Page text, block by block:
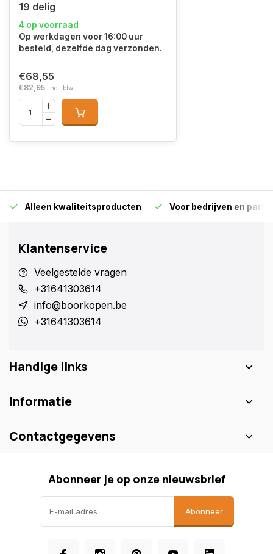
19 delig
4 op voorraad
Op werkdagen voor 16:00 uur
besteld, dezelfde dag verzonden.
€68,55
€82,95 Incl. btw
Alleen kwaliteitsproducten Voor bedrijven en
Klantenservice
Veelgestelde vragen
+31641303614
info@boorkopen.be
+31641303614
Handige links
Informatie
Contactgegevens
Abonneer je op onze nieuwsbrief
Abonneer